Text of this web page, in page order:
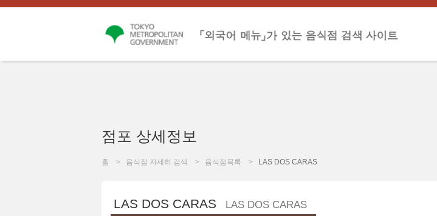
점포 상세정보
홈 음식점 자세히 검색 음식점목록 LAS DOS CARAS
LAS DOS CARAS LAS DOS CARAS